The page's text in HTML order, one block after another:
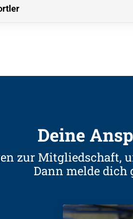
Deine
zur Mitgliedschaft,
Dann melde dich